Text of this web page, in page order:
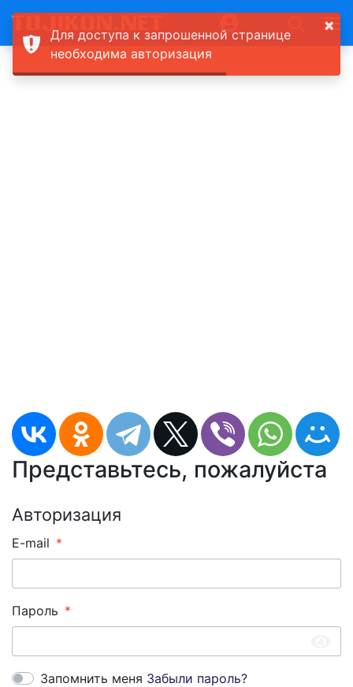
Представьтесь, пожалуйста
Авторизация
E-mail
Пароль
Запомнить меня Забыли пароль?
×
Для доступа к запрошенной странице
необходима авторизация